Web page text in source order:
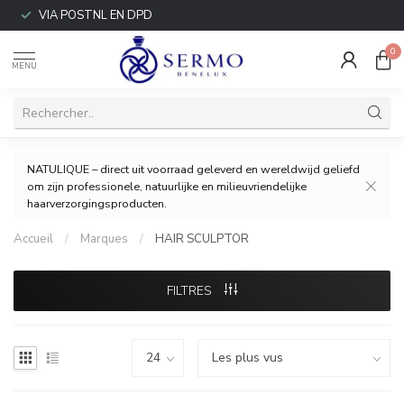
VIA POSTNL EN DPD
MENU
0
NATULIQUE – direct uit voorraad geleverd en wereldwijd geliefd
om zijn professionele, natuurlijke en milieuvriendelijke
haarverzorgingsproducten.
Accueil / Marques / HAIR SCULPTOR
FILTRES